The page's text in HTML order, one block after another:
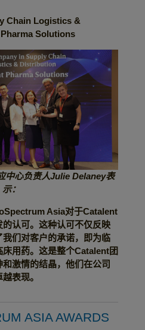
Chain Logistics &
Solutions
中心负责人Julie Delaney表
示：
Asia对于Catalent
认可。这种认可不仅反映
们对客户的承诺，即为临
用药。这是整个Catalent团
激情的结晶，他们在公司
表现。
ASIA AWARDS